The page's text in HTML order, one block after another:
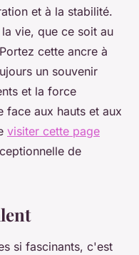
et à la stabilité.
la vie, que ce soit au
cette ancre à
un souvenir
et la force
face aux hauts et aux
visiter cette page
de
si fascinants, c'est